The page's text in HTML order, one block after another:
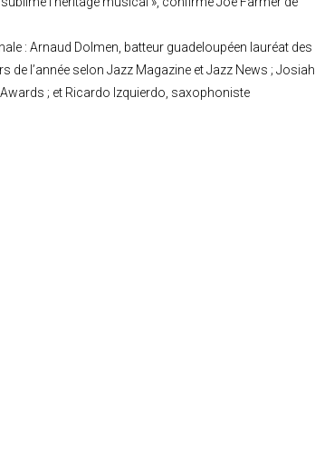
: Arnaud Dolmen, batteur guadeloupéen lauréat des
de l’année selon Jazz Magazine et Jazz News ; Josiah
; et Ricardo Izquierdo, saxophoniste